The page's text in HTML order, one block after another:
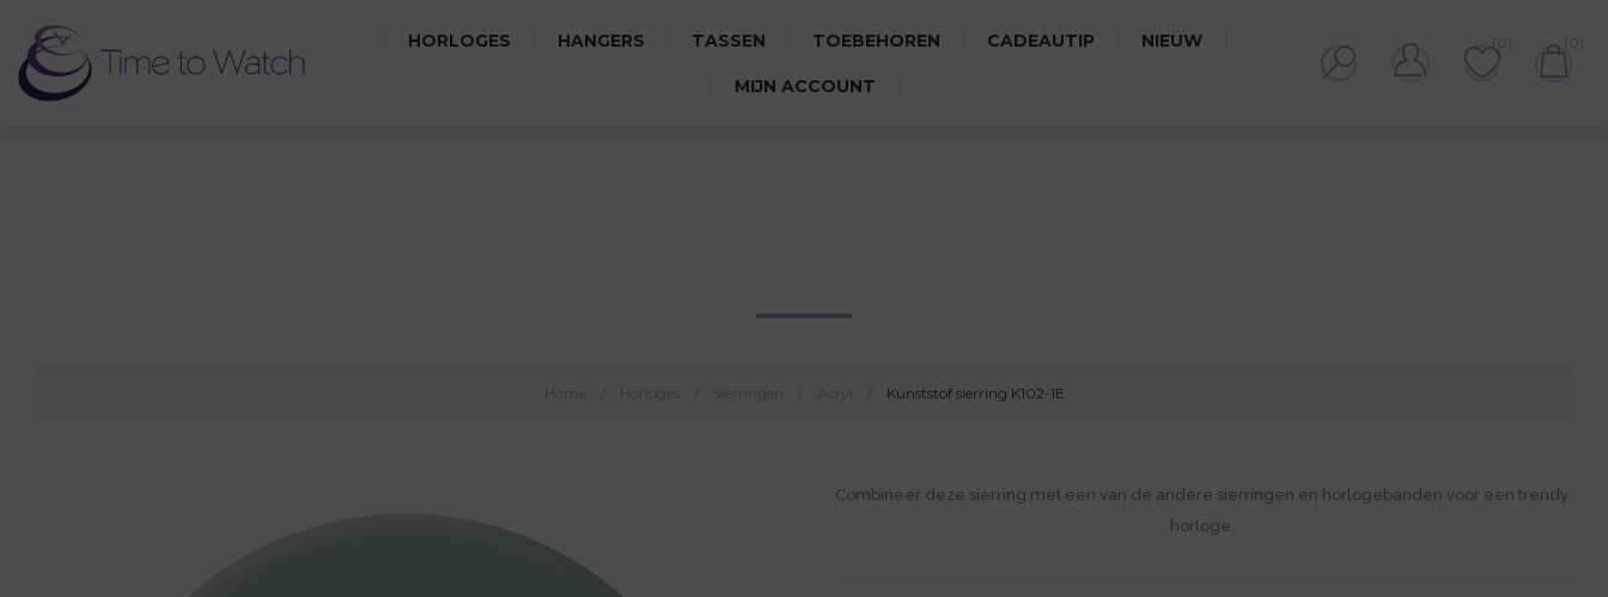
HORLOGES HANGERS TASSEN TOEBEHOREN CADEAUTIP NIEUW
MIJN ACCOUNT
(0) (0)
Kunststof sierring K102-1E
Combineer deze sierring met een van de andere sierringen en horlogebanden voor een trendy
horloge.